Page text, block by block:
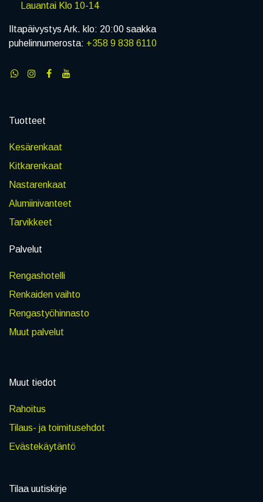
Lauantai Klo 10-14
Iltapäivystys Ark. klo: 20:00 saakka
puhelinnumerosta: +358 9 838 6110
Tuotteet
Kesärenkaat
Kitkarenkaat
Nastarenkaat
Alumiinivanteet
Tarvikkeet
Palvelut
Rengashotelli
Renkaiden vaihto
Rengastyöhinnasto
Muut palvelut
Muut tiedot
Rahoitus
Tilaus- ja toimitusehdot
Evästekäytäntö
Tilaa uutiskirje